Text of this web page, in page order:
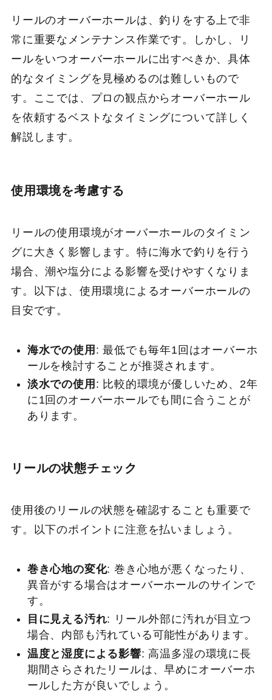
リールのオーバーホールは、釣りをする上で非
常に重要なメンテナンス作業です。しかし、リ
ールをいつオーバーホールに出すべきか、具体
的なタイミングを見極めるのは難しいもので
す。ここでは、プロの観点からオーバーホール
を依頼するベストなタイミングについて詳しく
解説します。
使用環境を考慮する
リールの使用環境がオーバーホールのタイミン
グに大きく影響します。特に海水で釣りを行う
場合、潮や塩分による影響を受けやすくなりま
す。以下は、使用環境によるオーバーホールの
目安です。
海水での使用 : 最低でも毎年1回はオーバーホ
ールを検討することが推奨されます。
淡水での使用 : 比較的環境が優しいため、2年
に1回のオーバーホールでも間に合うことが
あります。
リールの状態チェック
使用後のリールの状態を確認することも重要で
す。以下のポイントに注意を払いましょう。
巻き心地の変化: 巻き心地が悪くなったり、
異音がする場合はオーバーホールのサインで
す。
目に見える汚れ: リール外部に汚れが目立つ
場合、内部も汚れている可能性があります。
温度と湿度による影響: 高温多湿の環境に長
期間さらされたリールは、早めにオーバーホ
ールした方が良いでしょう。